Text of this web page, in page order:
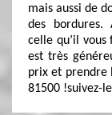
mais aussi de
des bordures.
celle qu’il
est très
prix et prendre
81500 !suivez-